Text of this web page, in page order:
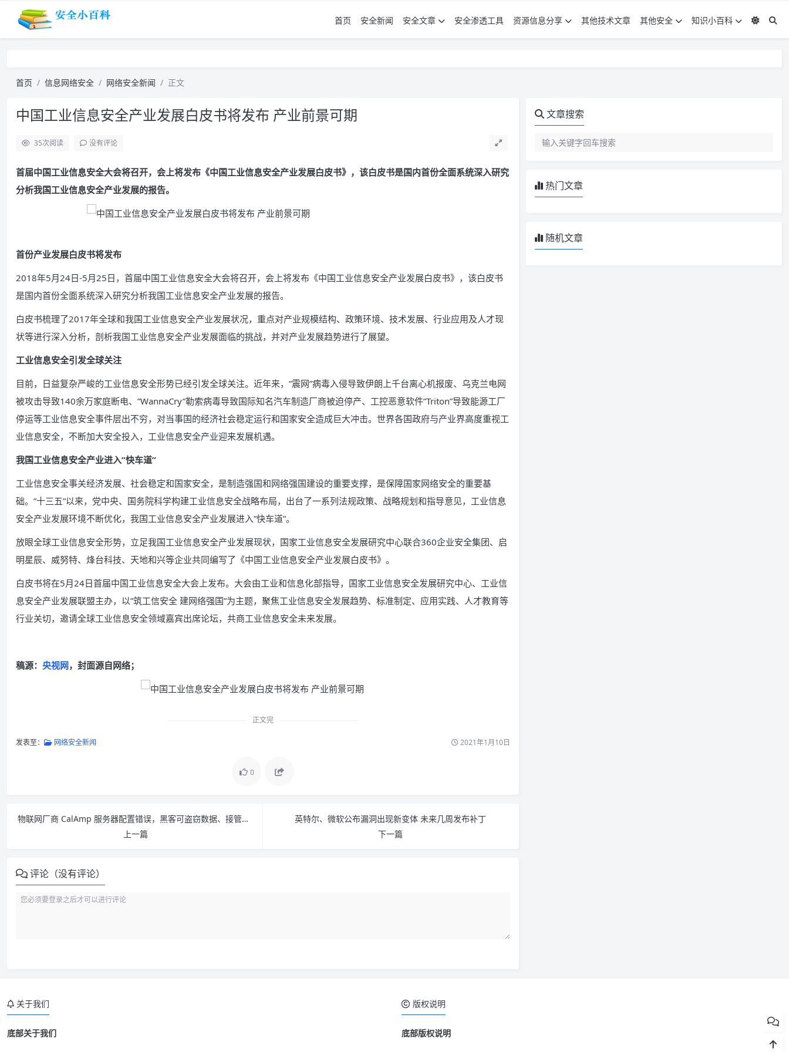
首页 安全新闻 安全文章 安全渗透工具 资源信息分享 其他技术文章 其他安全 知识小百科
首页 信息网络安全 网络安全新闻 正文
中国工业信息安全产业发展白皮书将发布 产业前景可期
35次阅读 没有评论
首届中国工业信息安全大会将召开，会上将发布《中国工业信息安全产业发展白皮书》，该白皮书是国内首份全面系统深入研究
分析我国工业信息安全产业发展的报告。
首份产业发展白皮书将发布
2018年5月24日-5月25日，首届中国工业信息安全大会将召开，会上将发布《中国工业信息安全产业发展白皮书》，该白皮书
是国内首份全面系统深入研究分析我国工业信息安全产业发展的报告。
白皮书梳理了2017年全球和我国工业信息安全产业发展状况，重点对产业规模结构、政策环境、技术发展、行业应用及人才现
状等进行深入分析，剖析我国工业信息安全产业发展面临的挑战，并对产业发展趋势进行了展望。
工业信息安全引发全球关注
目前，日益复杂严峻的工业信息安全形势已经引发全球关注。近年来，”震网”病毒入侵导致伊朗上千台离心机报废、乌克兰电网
被攻击导致140余万家庭断电、”WannaCry”勒索病毒导致国际知名汽车制造厂商被迫停产、工控恶意软件”Triton”导致能源工厂
停运等工业信息安全事件层出不穷，对当事国的经济社会稳定运行和国家安全造成巨大冲击。世界各国政府与产业界高度重视工
业信息安全，不断加大安全投入，工业信息安全产业迎来发展机遇。
我国工业信息安全产业进入”快车道”
工业信息安全事关经济发展、社会稳定和国家安全，是制造强国和网络强国建设的重要支撑，是保障国家网络安全的重要基
础。”十三五”以来，党中央、国务院科学构建工业信息安全战略布局，出台了一系列法规政策、战略规划和指导意见，工业信息
安全产业发展环境不断优化，我国工业信息安全产业发展进入”快车道”。
放眼全球工业信息安全形势，立足我国工业信息安全产业发展现状，国家工业信息安全发展研究中心联合360企业安全集团、启
明星辰、威努特、烽台科技、天地和兴等企业共同编写了《中国工业信息安全产业发展白皮书》。
白皮书将在5月24日首届中国工业信息安全大会上发布。大会由工业和信息化部指导，国家工业信息安全发展研究中心、工业信
息安全产业发展联盟主办，以”筑工信安全 建网络强国”为主题，聚焦工业信息安全发展趋势、标准制定、应用实践、人才教育等
行业关切，邀请全球工业信息安全领域嘉宾出席论坛，共商工业信息安全未来发展。
稿源： 央视网，封面源自网络；
正文完
发表至： 网络安全新闻 2021年1月10日
0
物联网厂商 CalAmp 服务器配置错误，黑客可盗窃数据、接管车辆
上一篇
英特尔、微软公布漏洞出现新变体 未来几周发布补丁
下一篇
评论（没有评论）
文章搜索
热门文章
随机文章
关于我们
底部关于我们
版权说明
底部版权说明